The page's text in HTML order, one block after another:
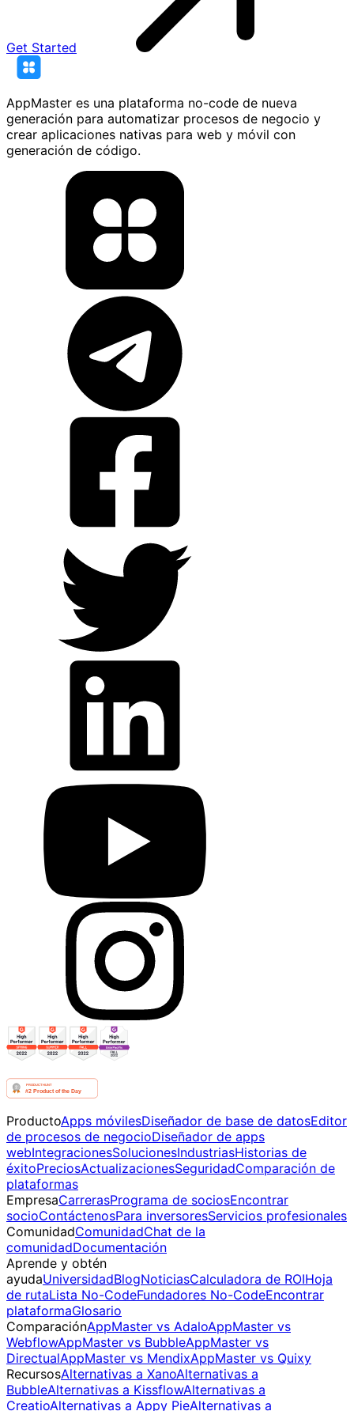
Get Started
AppMaster es una plataforma no-code de nueva
generación para automatizar procesos de negocio y
crear aplicaciones nativas para web y móvil con
generación de código.
ProductoApps móvilesDiseñador de base de datosEditor
de procesos de negocioDiseñador de apps
webIntegracionesSolucionesIndustriasHistorias de
éxitoPreciosActualizacionesSeguridadComparación de
plataformas
EmpresaCarrerasPrograma de sociosEncontrar
socioContáctenosPara inversoresServicios profesionales
ComunidadComunidadChat de la
comunidadDocumentación
Aprende y obtén
ayudaUniversidadBlogNoticiasCalculadora de ROIHoja
de rutaLista No-CodeFundadores No-CodeEncontrar
plataformaGlosario
ComparaciónAppMaster vs AdaloAppMaster vs
WebflowAppMaster vs BubbleAppMaster vs
DirectualAppMaster vs MendixAppMaster vs Quixy
RecursosAlternativas a XanoAlternativas a
BubbleAlternativas a KissflowAlternativas a
CreatioAlternativas a Appy PieAlternativas a